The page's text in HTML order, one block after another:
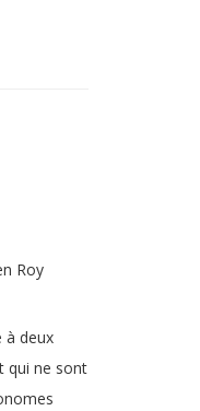
Roy
à deux
qui ne sont